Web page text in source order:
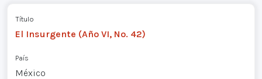
Título
El Insurgente (Año VI, No. 42)
País
México